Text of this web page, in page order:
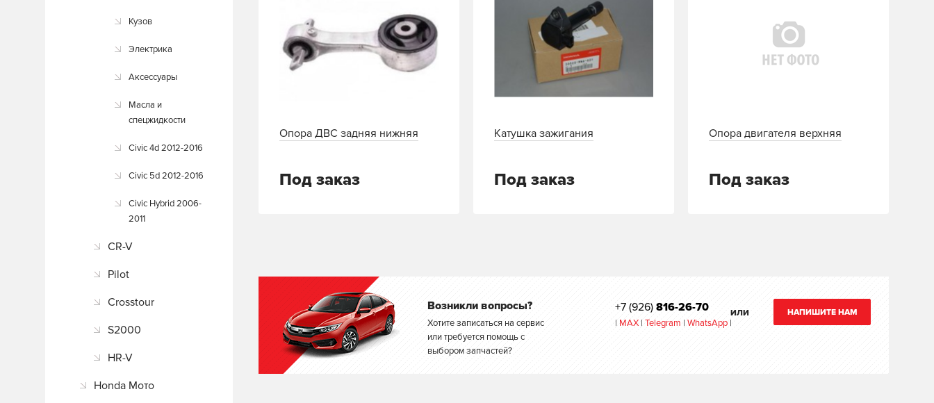
Кузов
Электрика
Аксессуары
Масла и
спецжидкости
Civic 4d 2012-2016
Civic 5d 2012-2016
Civic Hybrid 2006-
2011
CR-V
Pilot
Crosstour
S2000
HR-V
Honda Мото
Опора ДВС задняя нижняя
Под заказ
Катушка зажигания
Под заказ
Опора двигателя верхняя
Под заказ
Возникли вопросы?
Хотите записаться на сервис
или требуется помощь с
выбором запчастей?
+7 (926) 816-26-70
| MAX | Telegram | WhatsApp |
ИЛИ НАПИШИТЕ НАМ